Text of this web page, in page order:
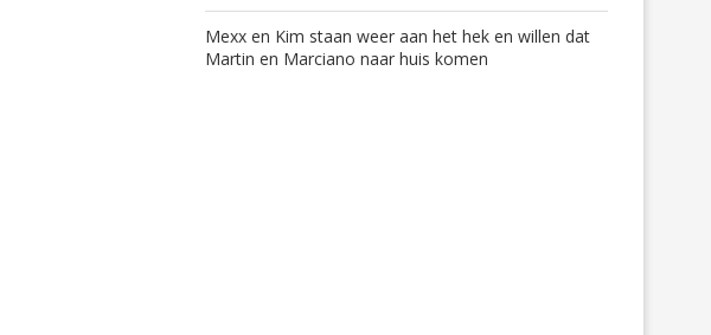
Mexx en Kim staan weer aan het hek en willen dat
Martin en Marciano naar huis komen